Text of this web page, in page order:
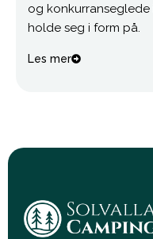
og konkurranseglede
holde seg i form på.
Les mer